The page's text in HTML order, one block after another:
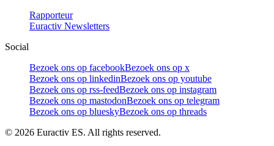
Rapporteur
Euractiv Newsletters
Social
Bezoek ons op facebookBezoek ons op x
Bezoek ons op linkedinBezoek ons op youtube
Bezoek ons op rss-feedBezoek ons op instagram
Bezoek ons op mastodonBezoek ons op telegram
Bezoek ons op blueskyBezoek ons op threads
© 2026 Euractiv ES. All rights reserved.